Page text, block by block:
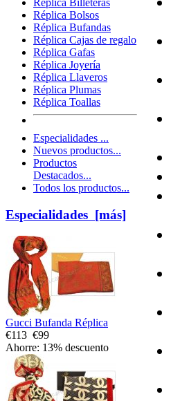
Réplica Billeteras
Réplica Bolsos
Réplica Bufandas
Réplica Cajas de regalo
Réplica Gafas
Réplica Joyería
Réplica Llaveros
Réplica Plumas
Réplica Toallas
Especialidades ...
Nuevos productos...
Productos
Destacados...
Todos los productos...
Especialidades [más]
Gucci Bufanda Réplica
€113 €99
Ahorre: 13% descuento